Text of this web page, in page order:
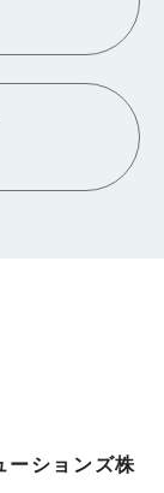
ーションズ株